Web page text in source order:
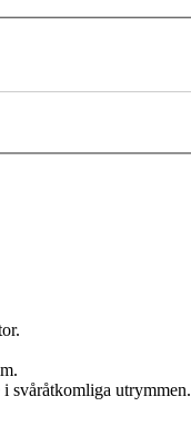
svåråtkomliga utrymmen.